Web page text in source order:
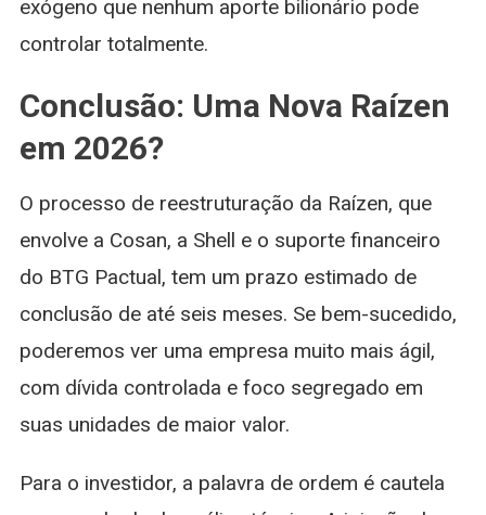
exógeno que nenhum aporte bilionário pode
controlar totalmente.
Conclusão: Uma Nova Raízen
em 2026?
O processo de reestruturação da Raízen, que
envolve a Cosan, a Shell e o suporte financeiro
do BTG Pactual, tem um prazo estimado de
conclusão de até seis meses. Se bem-sucedido,
poderemos ver uma empresa muito mais ágil,
com dívida controlada e foco segregado em
suas unidades de maior valor.
Para o investidor, a palavra de ordem é cautela